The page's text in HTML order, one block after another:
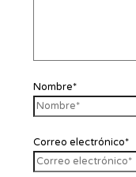
Nombre*
Correo electrónico*